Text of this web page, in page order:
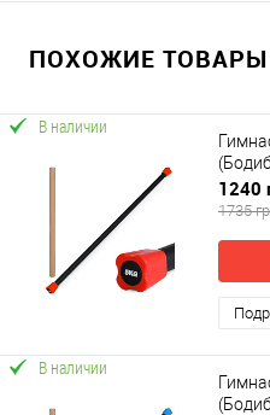
ПОХОЖИЕ ТОВАРЫ
В наличии
4154-
1240
1735
В наличии